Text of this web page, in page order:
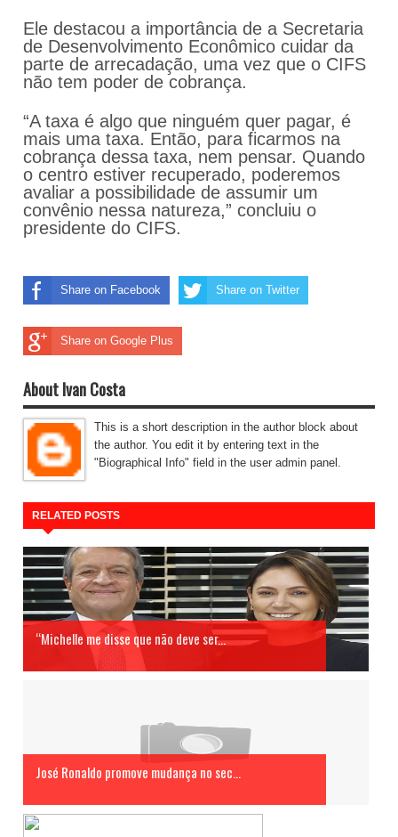
Ele destacou a importância de a Secretaria
de Desenvolvimento Econômico cuidar da
parte de arrecadação, uma vez que o CIFS
não tem poder de cobrança.
“A taxa é algo que ninguém quer pagar, é
mais uma taxa. Então, para ficarmos na
cobrança dessa taxa, nem pensar. Quando
o centro estiver recuperado, poderemos
avaliar a possibilidade de assumir um
convênio nessa natureza,” concluiu o
presidente do CIFS.
Share on Facebook Share on Twitter
Share on Google Plus
About Ivan Costa
This is a short description in the author block about
the author. You edit it by entering text in the
"Biographical Info" field in the user admin panel.
RELATED POSTS
“Michelle me disse que não deve ser...
José Ronaldo promove mudança no sec...